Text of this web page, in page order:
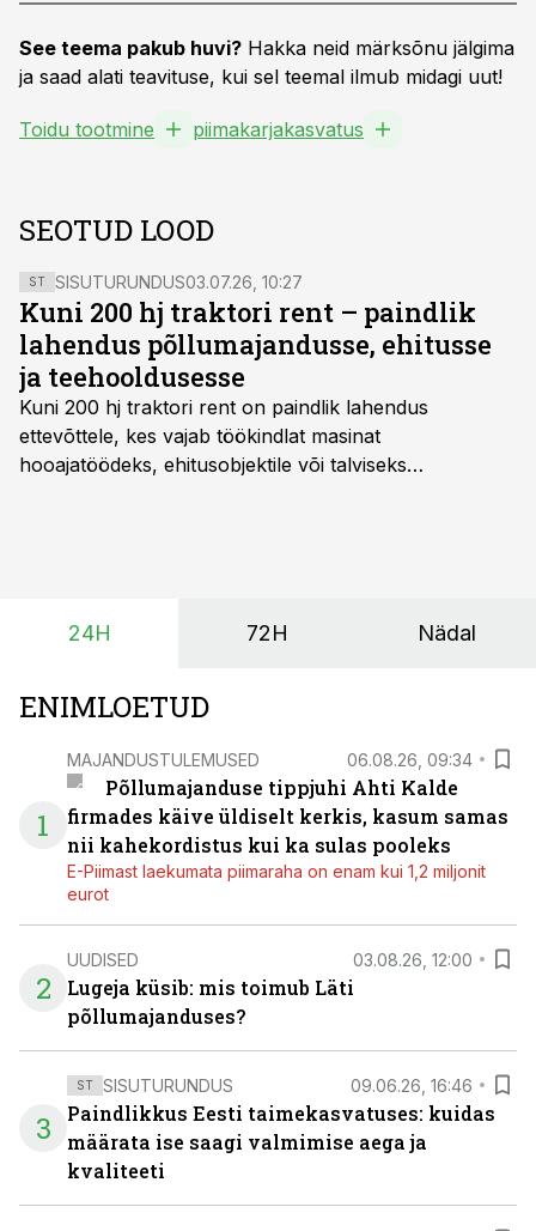
See teema pakub huvi? Hakka neid märksõnu jälgima
ja saad alati teavituse, kui sel teemal ilmub midagi uut!
Toidu tootmine piimakarjakasvatus
SEOTUD LOOD
ST SISUTURUNDUS03.07.26, 10:27
Kuni 200 hj traktori rent – paindlik
lahendus põllumajandusse, ehitusse
ja teehooldusesse
Kuni 200 hj traktori rent on paindlik lahendus
ettevõttele, kes vajab töökindlat masinat
hooajatöödeks, ehitusobjektile või talviseks
on suurim ning iga töötund on oluline.
24H 72H Nädal
ENIMLOETUD
1
MAJANDUSTULEMUSED 06.08.26, 09:34
Põllumajanduse tippjuhi Ahti Kalde
firmades käive üldiselt kerkis, kasum samas
nii kahekordistus kui ka sulas pooleks
E-Piimast laekumata piimaraha on enam kui 1,2 miljonit
eurot
2
UUDISED 03.08.26, 12:00
Lugeja küsib: mis toimub Läti
põllumajanduses?
3
ST SISUTURUNDUS 09.06.26, 16:46
Paindlikkus Eesti taimekasvatuses: kuidas
määrata ise saagi valmimise aega ja
kvaliteeti